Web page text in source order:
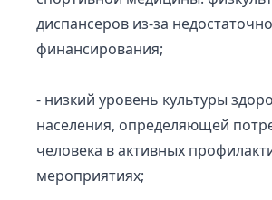
диспансеров из-за
финансирования;
- низкий уровень культуры
населения, определяющей
человека в активных
мероприятиях;